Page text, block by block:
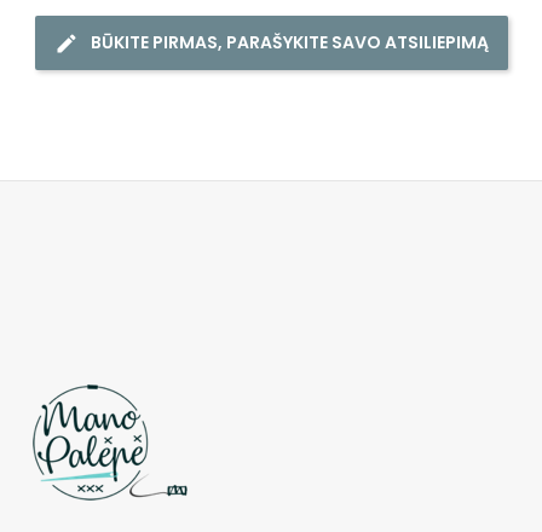
BŪKITE PIRMAS, PARAŠYKITE SAVO ATSILIEPIMĄ